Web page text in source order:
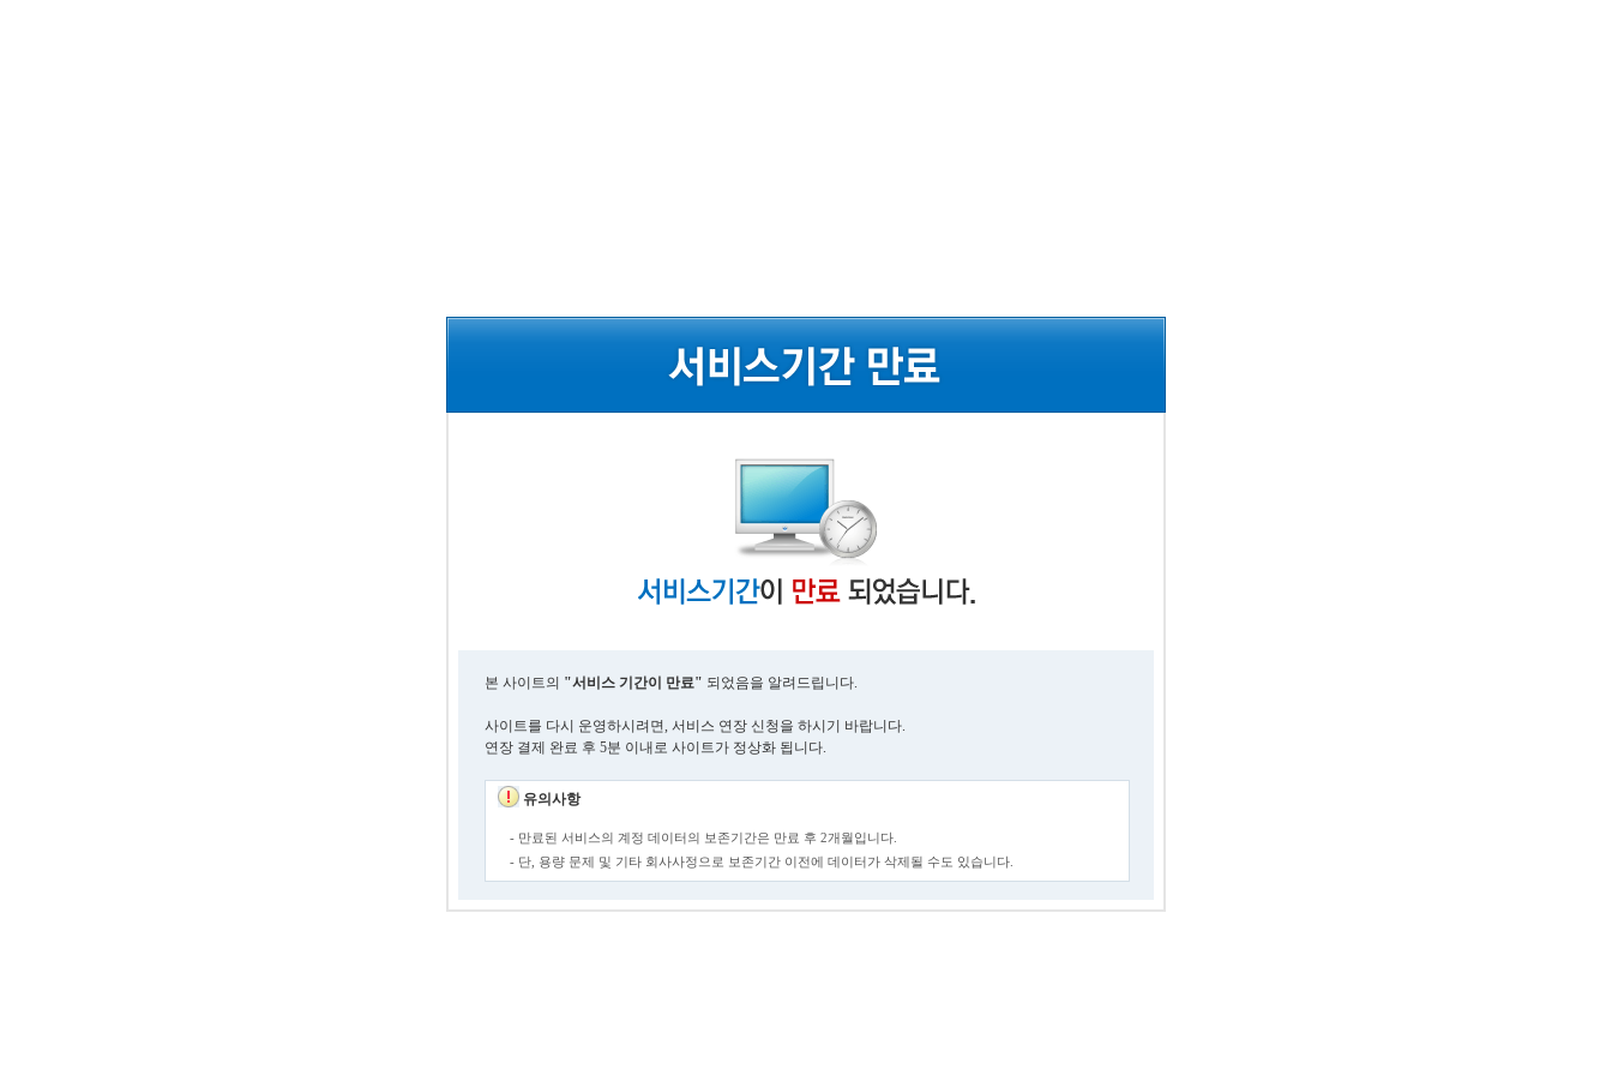
본 사이트의 "서비스 기간이 만료" 되었음을 알려드립니다.
사이트를 다시 운영하시려면, 서비스 연장 신청을 하시기 바랍니다.
연장 결제 완료 후 5분 이내로 사이트가 정상화 됩니다.
유의사항
- 만료된 서비스의 계정 데이터의 보존기간은 만료 후 2개월입니다.
- 단, 용량 문제 및 기타 회사사정으로 보존기간 이전에 데이터가 삭제될 수도 있습니다.